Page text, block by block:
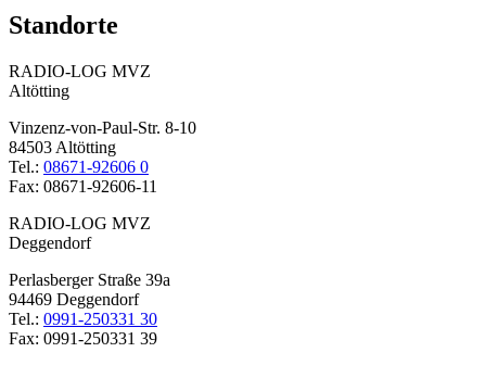
Standorte
RADIO-LOG MVZ
Altötting
Vinzenz-von-Paul-Str. 8-10
84503 Altötting
Tel.: 08671-92606 0
Fax: 08671-92606-11
RADIO-LOG MVZ
Deggendorf
Perlasberger Straße 39a
94469 Deggendorf
Tel.: 0991-250331 30
Fax: 0991-250331 39